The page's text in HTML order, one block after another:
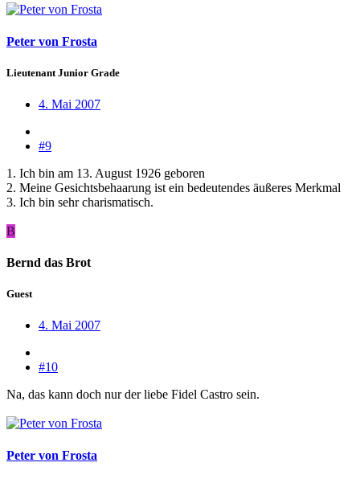
Peter von Frosta
Lieutenant Junior Grade
4. Mai 2007
#9
1. Ich bin am 13. August 1926 geboren
2. Meine Gesichtsbehaarung ist ein bedeutendes äußeres Merkmal
3. Ich bin sehr charismatisch.
B
Bernd das Brot
Guest
4. Mai 2007
#10
Na, das kann doch nur der liebe Fidel Castro sein.
Peter von Frosta